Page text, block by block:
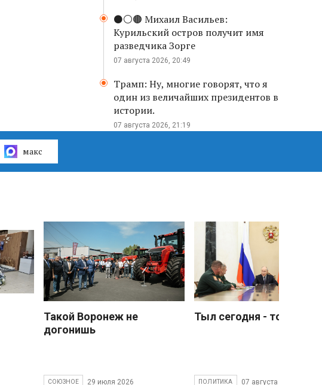
⚫️⚪️🟤 Михаил Васильев:
Курильский остров получит имя
разведчика Зорге
07 августа 2026, 20:49
Трамп: Ну, многие говорят, что я
один из величайших президентов в
истории.
07 августа 2026, 21:19
макс
Такой Воронеж не
догонишь
СОЮЗНОЕ 29 июля 2026
Тыл сегодня - тоже
ПОЛИТИКА 07 августа 2026